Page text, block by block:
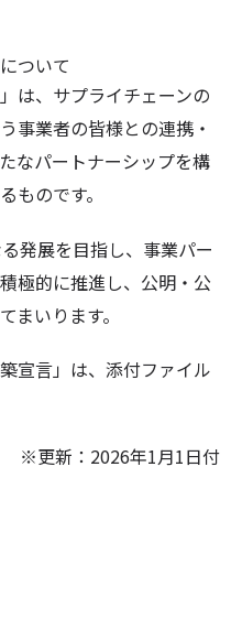
は、サプライチェーンの
事業者の皆様との連携・
なパートナーシップを構
ものです。
発展を目指し、事業パー
極的に推進し、公明・公
まいります。
宣言」は、添付ファイル
※更新：2026年1月1日付